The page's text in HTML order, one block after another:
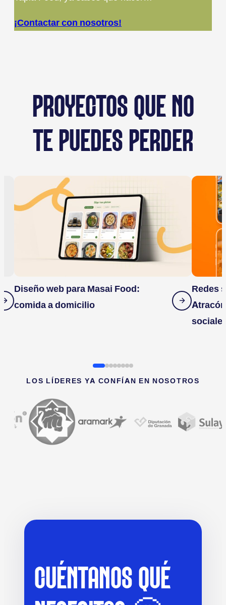
¡Contactar con nosotros!
PROYECTOS QUE NO
TE PUEDES PERDER
Diseño web para Masai Food:
comida a domicilio
Redes
LOS LÍDERES YA CONFÍAN EN NOSOTROS
CUÉNTANOS QUÉ